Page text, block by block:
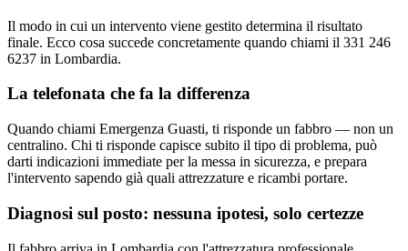
Il modo in cui un intervento viene gestito determina il risultato
finale. Ecco cosa succede concretamente quando chiami il 331 246
6237 in Lombardia.
La telefonata che fa la differenza
Quando chiami Emergenza Guasti, ti risponde un fabbro — non un
centralino. Chi ti risponde capisce subito il tipo di problema, può
darti indicazioni immediate per la messa in sicurezza, e prepara
l'intervento sapendo già quali attrezzature e ricambi portare.
Diagnosi sul posto: nessuna ipotesi, solo certezze